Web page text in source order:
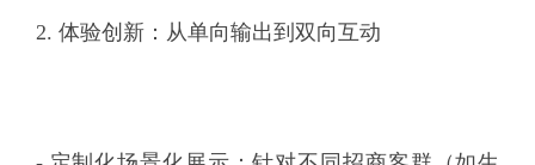
2. 体验创新：从单向输出到双向互动